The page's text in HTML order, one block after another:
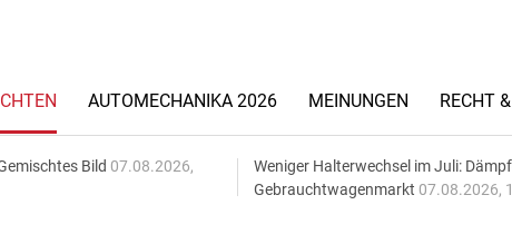
AUTOMECHANIKA 2026 MEINUNGEN RECHT
Bild 07.08.2026,
Weniger Halterwechsel im Juli:
Gebrauchtwagenmarkt 07.08.2026,